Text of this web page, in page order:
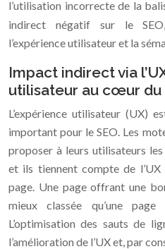
l’utilisation incorrecte de la
indirect négatif sur le
l’expérience utilisateur et la
Impact indirect via
utilisateur au cœur du
L’expérience utilisateur (UX)
important pour le SEO. Les
proposer à leurs utilisateurs
et ils tiennent compte de l’UX
page. Une page offrant une
mieux classée qu’une
L’optimisation des sauts de
l’amélioration de l’UX et, par